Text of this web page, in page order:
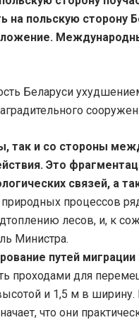
на польскую сторону
Беларуси
так и со стороны
Это
связей, а
процессов
лесов, и, к
Министра.
путей
проходами для
и 1,5 м в
что они